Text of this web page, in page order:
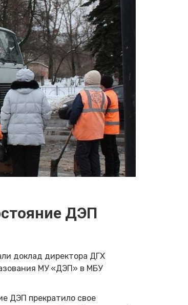
ДЭП
доклад директора ДГХ
МУ «ДЭП» в МБУ
ДЭП прекратило свое